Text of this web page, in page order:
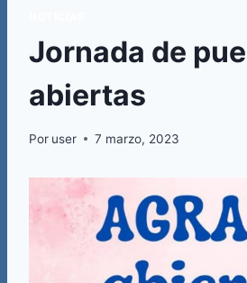
Jornada de
abiertas
Por user 7 marzo, 2023